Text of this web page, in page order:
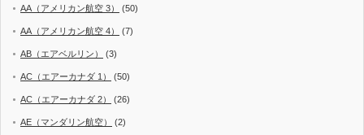
AA（アメリカン航空 3） (50)
AA（アメリカン航空 4） (7)
AB（エアベルリン） (3)
AC（エアーカナダ 1） (50)
AC（エアーカナダ 2） (26)
AE（マンダリン航空） (2)